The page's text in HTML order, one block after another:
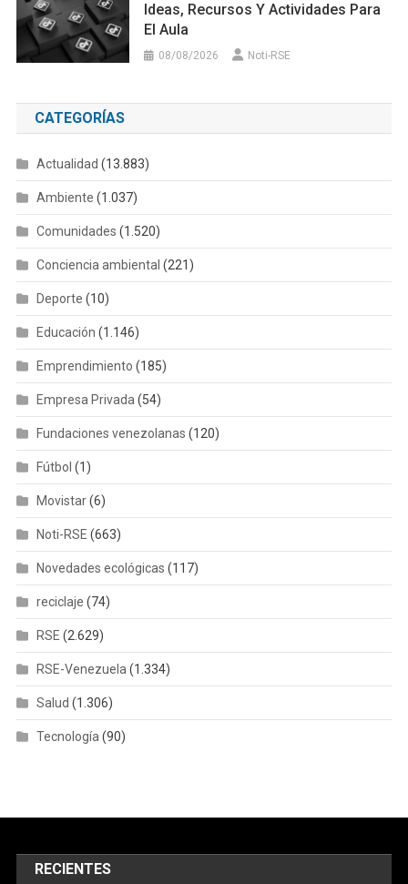
Ideas, Recursos Y Actividades Para
El Aula
08/08/2026 Noti-RSE
CATEGORÍAS
Actualidad (13.883)
Ambiente (1.037)
Comunidades (1.520)
Conciencia ambiental (221)
Deporte (10)
Educación (1.146)
Emprendimiento (185)
Empresa Privada(54)
Fundaciones venezolanas (120)
Fútbol (1)
Movistar(6)
Noti-RSE (663)
Novedades ecológicas (117)
reciclaje (74)
RSE (2.629)
RSE-Venezuela(1.334)
Salud (1.306)
Tecnología(90)
RECIENTES